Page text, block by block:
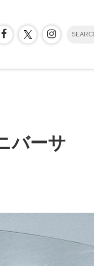
バーサ